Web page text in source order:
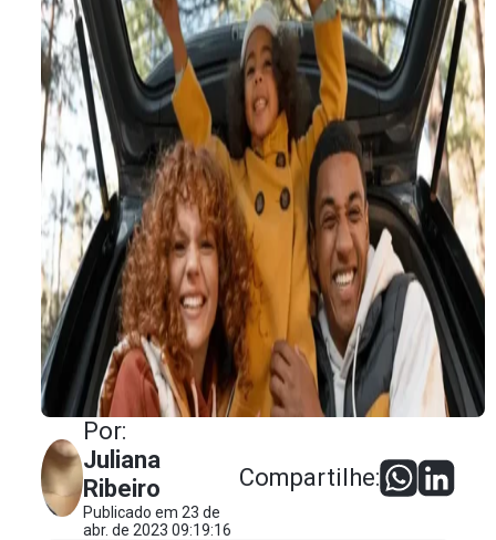
Por:
Juliana
Ribeiro
Publicado em 23 de
abr. de 2023 09:19:16
Compartilhe: